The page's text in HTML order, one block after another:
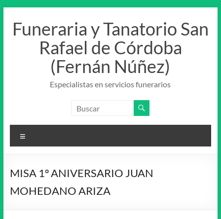
contenido
Funeraria y Tanatorio San
Rafael de Córdoba
(Fernán Núñez)
Especialistas en servicios funerarios
MISA 1º ANIVERSARIO JUAN
MOHEDANO ARIZA